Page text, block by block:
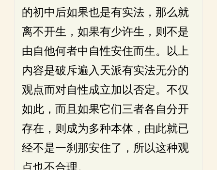
的初中后如果也是有实法，那么就
离不开生，如果有少许生，则不是
由自他何者中自性安住而生。以上
内容是破斥遍入天派有实法无分的
观点而对自性成立加以否定。不仅
如此，而且如果它们三者各自分开
存在，则成为多种本体，由此就已
经不是一刹那安住了，所以这种观
点也不合理。